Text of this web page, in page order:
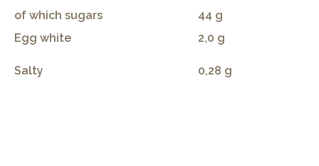
of which sugars
44 g
Egg white
2,0 g
Salty 0,28 g